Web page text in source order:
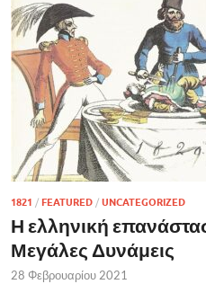
1821 / FEATURED / UNCATEGORIZED
Η ελληνική
Μεγάλες Δυνάμεις
28 Φεβρουαρίου 2021